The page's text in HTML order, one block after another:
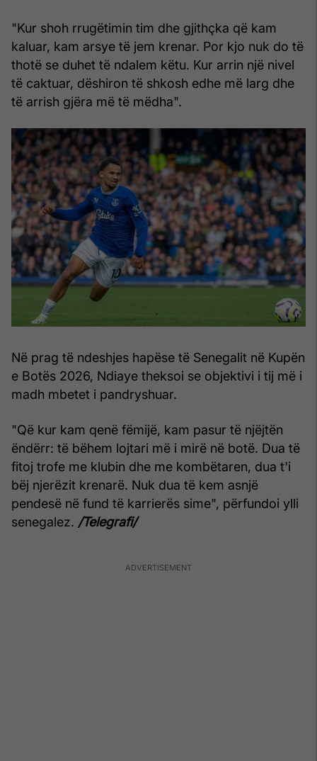
"Kur shoh rrugëtimin tim dhe gjithçka që kam
kaluar, kam arsye të jem krenar. Por kjo nuk do të
thotë se duhet të ndalem këtu. Kur arrin një nivel
të caktuar, dëshiron të shkosh edhe më larg dhe
të arrish gjëra më të mëdha".
Në prag të ndeshjes hapëse të Senegalit në Kupën
e Botës 2026, Ndiaye theksoi se objektivi i tij më i
madh mbetet i pandryshuar.
"Që kur kam qenë fëmijë, kam pasur të njëjtën
ëndërr: të bëhem lojtari më i mirë në botë. Dua të
fitoj trofe me klubin dhe me kombëtaren, dua t'i
bëj njerëzit krenarë. Nuk dua të kem asnjë
pendesë në fund të karrierës sime", përfundoi ylli
senegalez. /Telegrafi/